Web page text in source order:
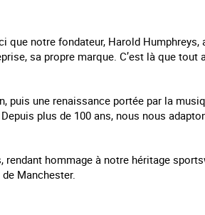
que notre fondateur, Harold Humphreys,
sa propre marque. C’est là que tout
puis une renaissance portée par la
plus de 100 ans, nous nous
hommage à notre héritage
Manchester.